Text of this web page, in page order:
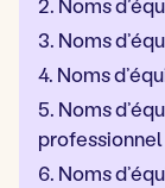
3. Noms
4. Noms
5. Noms
professionnel
6. Noms